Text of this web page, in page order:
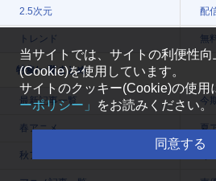
2.5次元 配
トレンド 無
特集/一覧まとめ
最新記事一覧 今
春アニメ 夏
秋アニメ
当サイトでは、サイトの利便性
(Cookie)を使用しています。
サイトのクッキー(Cookie)の使用
ーポリシー」
をお読みください。
同意する